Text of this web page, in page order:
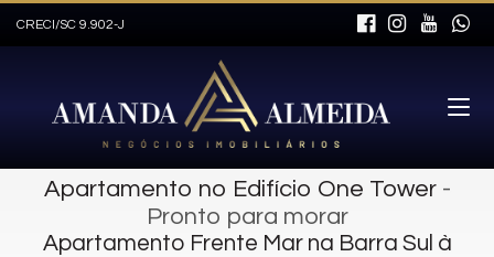
CRECI/SC 9.902-J
Apartamento no Edifício One Tower-
Pronto para morar
Apartamento Frente Mar na Barra Sul à